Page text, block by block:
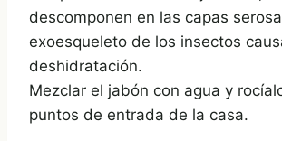
descomponen en las capas
exoesqueleto de los insectos
deshidratación.
Mezclar el jabón con agua y
puntos de entrada de la casa.